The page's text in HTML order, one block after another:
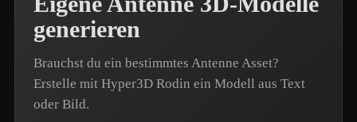
generieren
Brauchst du ein bestimmtes Antenne Asset?
Erstelle mit Hyper3D Rodin ein Modell aus Text
oder Bild.